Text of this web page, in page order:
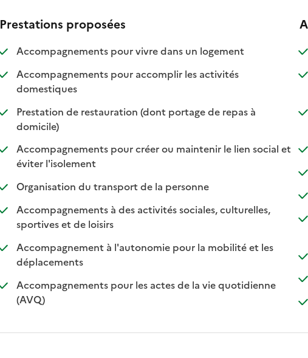
Prestations proposées
Accompagnements pour vivre dans un logement: disponible
: non disponible
Accompagnements pour accomplir les activités
domestiques: disponible
: non disponible
Prestation de restauration (dont portage de repas à
domicile): disponible
: non disponible
Accompagnements pour créer ou maintenir le lien social et
éviter l'isolement: disponible
: non disponible
Organisation du transport de la personne: disponible
: non disponible
Accompagnements à des activités sociales, culturelles,
sportives et de loisirs: disponible
: non disponible
Accompagnement à l'autonomie pour la mobilité et les
déplacements: disponible
: non disponible
Accompagnements pour les actes de la vie quotidienne
(AVQ)
: disponible
: non disponible